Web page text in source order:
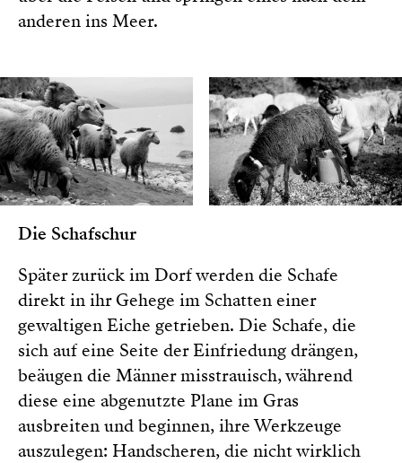
anderen ins Meer.
Die Schafschur
Später zurück im Dorf werden die Schafe
direkt in ihr Gehege im Schatten einer
gewaltigen Eiche getrieben. Die Schafe, die
sich auf eine Seite der Einfriedung drängen,
beäugen die Männer misstrauisch, während
diese eine abgenutzte Plane im Gras
ausbreiten und beginnen, ihre Werkzeuge
auszulegen: Handscheren, die nicht wirklich